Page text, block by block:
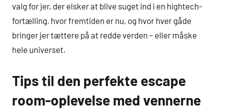
valg for jer, der elsker at blive suget ind i en hightech-
fortælling, hvor fremtiden er nu, og hvor hver gåde
bringer jer tættere på at redde verden – eller måske
hele universet.
Tips til den perfekte escape
room-oplevelse med vennerne